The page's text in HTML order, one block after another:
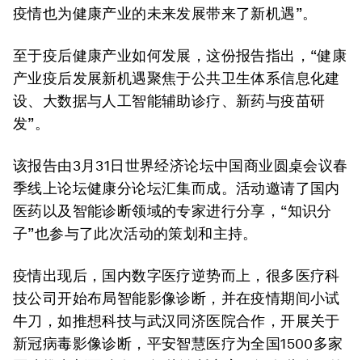
疫情也为健康产业的未来发展带来了新机遇”。
至于疫后健康产业如何发展，这份报告指出，“健康
产业疫后发展新机遇聚焦于公共卫生体系信息化建
设、大数据与人工智能辅助诊疗、新药与疫苗研
发”。
该报告由3月31日世界经济论坛中国商业圆桌会议春
季线上论坛健康分论坛汇集而成。活动邀请了国内
医药以及智能诊断领域的专家进行分享，“知识分
子”也参与了此次活动的策划和主持。
疫情出现后，国内数字医疗逆势而上，很多医疗科
技公司开始布局智能影像诊断，并在疫情期间小试
牛刀，如推想科技与武汉同济医院合作，开展关于
新冠病毒影像诊断，平安智慧医疗为全国1500多家